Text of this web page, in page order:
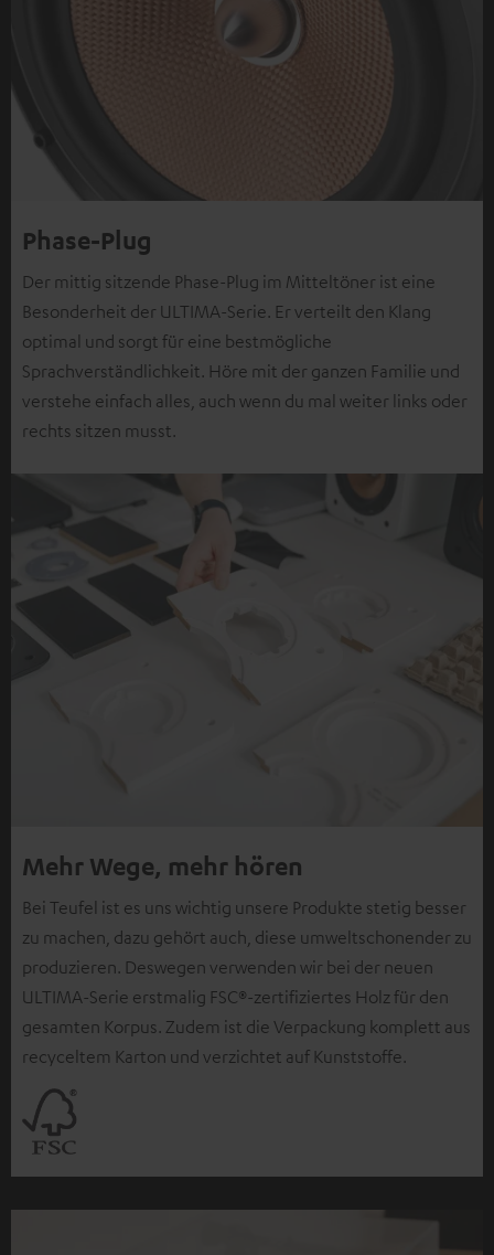
Phase-Plug
Der mittig sitzende Phase-Plug im Mitteltöner ist eine
Besonderheit der ULTIMA-Serie. Er verteilt den Klang
optimal und sorgt für eine bestmögliche
Sprachverständlichkeit. Höre mit der ganzen Familie und
verstehe einfach alles, auch wenn du mal weiter links oder
rechts sitzen musst.
Mehr Wege, mehr hören
Bei Teufel ist es uns wichtig unsere Produkte stetig besser
zu machen, dazu gehört auch, diese umweltschonender zu
produzieren. Deswegen verwenden wir bei der neuen
ULTIMA-Serie erstmalig FSC®-zertifiziertes Holz für den
gesamten Korpus. Zudem ist die Verpackung komplett aus
recyceltem Karton und verzichtet auf Kunststoffe.